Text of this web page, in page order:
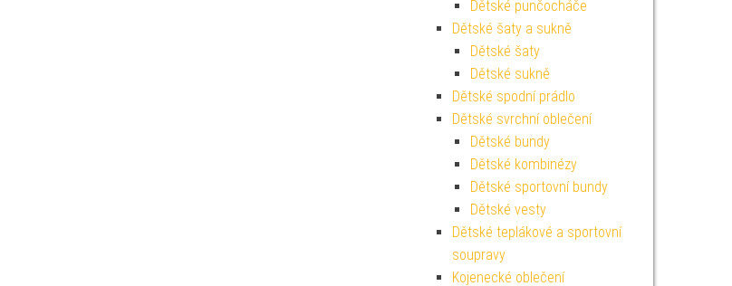
Dětské punčocháče
Dětské šaty a sukně
Dětské šaty
Dětské sukně
Dětské spodní prádlo
Dětské svrchní oblečení
Dětské bundy
Dětské kombinézy
Dětské sportovní bundy
Dětské vesty
Dětské teplákové a sportovní
soupravy
Kojenecké oblečení